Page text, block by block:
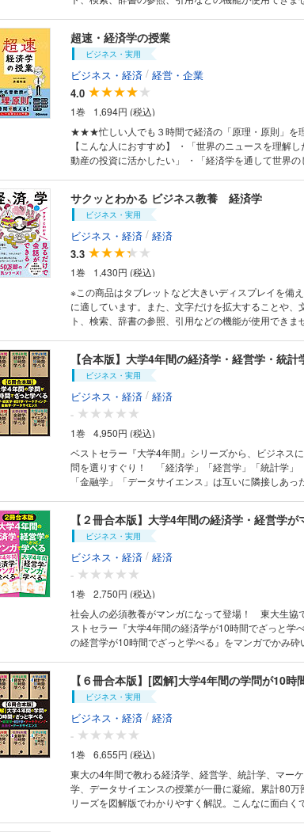
金利の先行きを当てることではありません。 変化の背景を理解し、自分な
りの判断軸を持てるようになることです。 数式や専門用語に偏らず、図や
イラストも交えながら解説しているので、 これまで金
じていた人でも読み進めやすいはず。 金利が経済と生活を左右する時代
えてくれる一冊です。 ■目次 第1章 金利についての基礎知識 第2章 金利と
経済の深い関係 第3章 金利が変動する仕組みを理解す
金利をどう動かしているのか 第5章 投資に活かすため
問への答えがここにあります。 毎日のニュースで繰り返される「物価高」
「円安」「景気対策」…耳にするたび不安は募るばか
んて難しそうだし、自分には関係ない」と思っていませんか？ 本
なかったでは済まされない経済の話』では、東京大学
先生が、物語と対話形式を通じて複雑な経済をわかり
ルに解説します。 もしも、あなたが日本経済を動かす立場だったら――？
「もしもあなたが日銀総裁だったら、インフレを抑え
る？」 「もしもあなたが財務大臣だったら、本当に
本書はそんな具体的な問いを通じて、経済政策の本質
がらせます。 経済は難しい理論や数字だけではありません。登場人物と一
緒に経済を体感しながら理解することで、あなた自身
て経済を学んでいってください。 【こんな方におすすめ】 ・経済ニュー
スをもっと理解したい人 ・将来のために経済知識を身
がら学びたい人 経済はただの難しい数字の世界ではありません。 それは
私たち自身の選択と暮らしに直結しています。 経済を知ることは、私たち
の未来を選び取る力になる。 あなたの日常が、ニュー
済の姿を解き明かしていきましょう。
超速・経済学の授業
ビジネス・実用
ビジネス・経済 / 経営・企業
4.0
1巻
1,694円 (税込)
★★★忙しい人でも３時間で経済の「原理・原則」
【こんな人におすすめ】 ・「世界のニュースを理解
動産の投資に活かしたい」 ・「経済学を通して世界
東京大学名誉教授で著書累計９０万部以上を誇る井堀
なかでも社会人にとって必要なマクロ経済学、 とくに
業物価指数の見方、日銀と政府の一体化、 金利変動の
について授業形式で解説します。 １３歳から読めるよ
や具体例もたくさん掲載しているので、 経済学の専門
れしている人にぴったりの１冊です。 本書を読むこと
がグンと高まります。 ■目次 ●第０時限 経済学は人類規模で実施する思
考実験 ・経済学はなんの役に立つの？ ・複雑な経済
するのは誰？ ほか ●第１時限 値段が上がるのは悪いこと？インフレとバ
ブルの基本 ・バブルの構造はねずみ講と同じ ・金利が
価格が下がる？ ほか ●第２時限 景気を動かすための金融政策とは？ ・国
債と金利を使って世の中の動きをコントロール ・銀
いたお金はどうなる？ ほか ●第３時限 円安と円高は結局、どちらがお得
はどちらがよいか？ ほか ●第４時限 将来を占う日本はどうすれば経済成
長する？ ・日本が経済成長するために最も大切なキー
レベルの経済成長率を日本が脱出するために必要なこと ほか ●第
はグローバル化現象のひとつ ・経済回復が遅れるイギ
と代償 ほか ●第６時限 経済学から見る戦争のもうひとつの“顔” ・経済学
で戦争を見ると新たな気づきがある ・戦争が起きて
が発生しやすい ほか ●付録 特別授業 財政政策で景気はどれほどよくな
るのか？ ・公共事業と減税で財政政策は景気回復を
政策にバイアスをかけている ほか ■著者 井堀利宏（イホリトシヒロ） 岡
山県生まれ。政策研究大学院大学名誉教授。東京大学
政学・公共経済学・経済政策。 東京大学経済学部経済
ズ・ホプキンス大学大学院博士課程修了（Ｐｈ．Ｄ取
経済学部助教授、大阪大学経済学部助教授、東京大学
大学教授、 同大学院経済学研究科教授を経て２０１５
同年４月より政策研究大学院大学教授、２０２２年４
タはこの書籍が刊行された当時に掲載されていたもの
サクッとわかる ビジネス教養 経済学
ビジネス・実用
ビジネス・経済 / 経済
3.3
1巻
1,430円 (税込)
※この商品はタブレットなど大きいディスプレイを備
に適しています。また、文字だけを拡大することや、
ト、検索、辞書の参照、引用などの機能が使用できません。 ◎経済
ら。仕事であろうがプライベートであろうが、わた
り常に経済の一部を担っているのです。日々のニュー
っているのであれば、「経済学的」な感度がまだまだ
ります。 一番身近な経済活動である「買い物」、勤め先の「企業活動」や
「生存戦略」、国の「経済政策」や「社会保障」、外
etc……経済学についての知識があれば、会社で・日本
いる出来事がどう自分と関連しているのかに気付くこ
ネスパートナーとの何気ない会話も、知識に基づいた
う。 ◎Q&A形式で、サクっと理解！ 「モノの値段はどうやって決まって
いる？」「円安・円高って？」「GDPで何が分かる？
する知識をQ&A形式で展開。直感的なイラストと東大
りやすい解説で、経済学が専門外でも全く問題なし
識をサクッと網羅できる一冊です。
ビジネス・実用
ビジネス・経済 / 経済
-
1巻
4,950円 (税込)
ベストセラー『大学4年間』シリーズから、ビジネス
問を選りすぐり！ 「経済学」「経営学」「統計学」
「金融学」「データサイエンス」は互いに隣接しあっ
る』（井堀 利宏・著）、『大学4年間の経営学が10
る』（高橋 伸夫・著）、『大学4年間の統計学が10時
る』（倉田 博史・著）、『大学4年間の金融学が10時
る』（植田 和男・著）、『大学4年間のマーケティン
と学べる』（阿部 誠・著）、『大学4年間のデータサ
でざっと学べる』（久野 遼平/木脇 太一・共著）の
品は1冊に全巻を収録した合本形式での配信となりま
承ください。
【２冊合本版】大学4年間の経済学・経営学
ビジネス・実用
ビジネス・経済 / 経済
-
1巻
2,750円 (税込)
社会人の必須教養がマンガになって登場！ 東大生協
ストセラー『大学4年間の経済学が10時間でざっと学
の経営学が10時間でざっと学べる』をマンガでかみ
（井堀 利宏/カツヤマ ケイコ・共著）、『大学4年
でざっと学べる』（高橋 伸夫/うだ ひろえ・共著）
商品は1冊に全巻を収録した合本形式での配信となりま
了承ください。
ビジネス・実用
ビジネス・経済 / 経済
-
1巻
6,655円 (税込)
東大の4年間で教わる経済学、経営学、統計学、マー
学、データサイエンスの授業が一冊に凝縮。累計80万
リーズを図解版でわかりやすく解説。こんなに面白く